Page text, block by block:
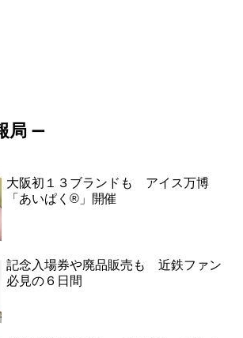
局 ー
大阪初１３ブランドも アイス万博
「あいぱく®」開催
記念入場券や廃品販売も 近鉄ファン
必見の６日間